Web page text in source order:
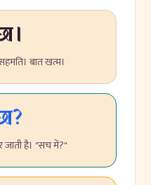
बात खत्म।
जाती है। "सच में?"